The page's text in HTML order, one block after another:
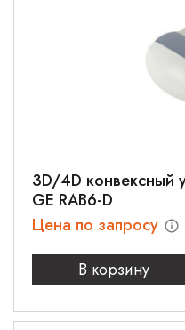
3D/4D конвексный
GE RAB6-D
Цена по запросу
В корзину